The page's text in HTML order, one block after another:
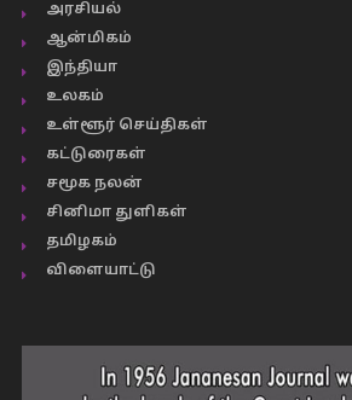
அரசியல்
ஆன்மிகம்
இந்தியா
உலகம்
உள்ளூர் செய்திகள்
கட்டுரைகள்
சமூக நலன்
சினிமா துளிகள்
தமிழகம்
விளையாட்டு